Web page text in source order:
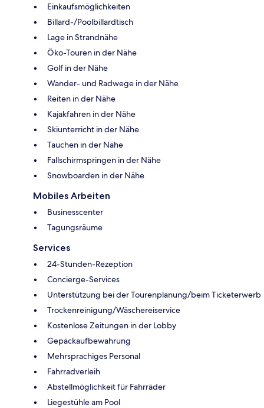
Einkaufsmöglichkeiten
Billard-/Poolbillardtisch
Lage in Strandnähe
Öko-Touren in der Nähe
Golf in der Nähe
Wander- und Radwege in der Nähe
Reiten in der Nähe
Kajakfahren in der Nähe
Skiunterricht in der Nähe
Tauchen in der Nähe
Fallschirmspringen in der Nähe
Snowboarden in der Nähe
Mobiles Arbeiten
Businesscenter
Tagungsräume
Services
24-Stunden-Rezeption
Concierge-Services
Unterstützung bei der Tourenplanung/beim Ticketerwerb
Trockenreinigung/Wäschereiservice
Kostenlose Zeitungen in der Lobby
Gepäckaufbewahrung
Mehrsprachiges Personal
Fahrradverleih
Abstellmöglichkeit für Fahrräder
Liegestühle am Pool